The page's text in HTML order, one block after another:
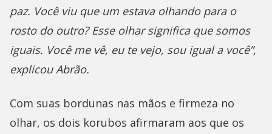
paz. Você viu que um estava olhando para o
rosto do outro? Esse olhar significa que somos
iguais. Você me vê, eu te vejo, sou igual a você”,
explicou Abrão.
Com suas bordunas nas mãos e firmeza no
olhar, os dois korubos afirmaram aos que os